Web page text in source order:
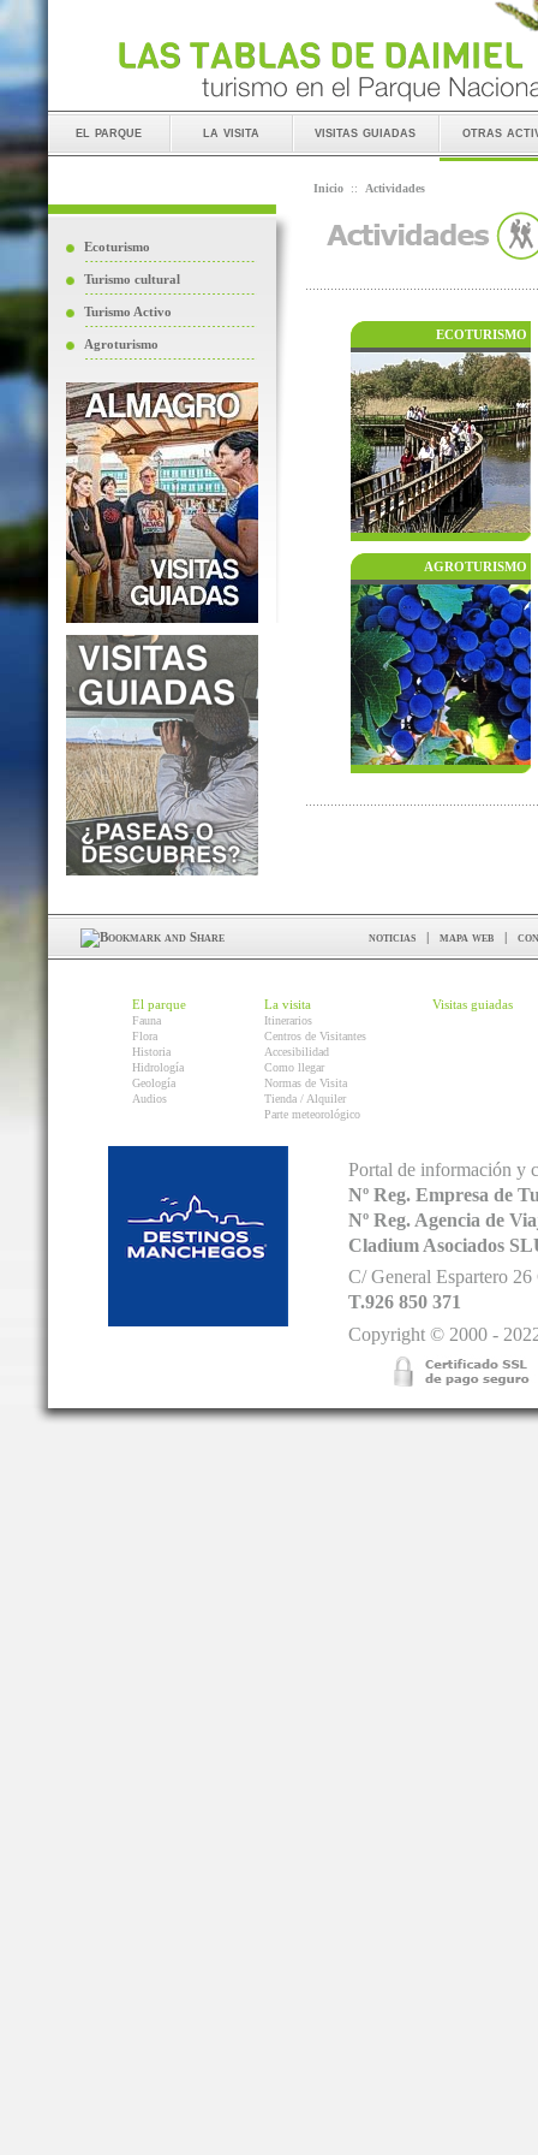
el parque la visita visitas guiadas otras
Ecoturismo
Turismo cultural
Turismo Activo
Agroturismo
Inicio :: Actividades
ECOTURISMO
AGROTURISMO
noticias | mapa web |
El parque
Fauna
Flora
Historia
Hidrología
Geología
Audios
La visita
Itinerarios
Centros de Visitantes
Accesibilidad
Como llegar
Normas de Visita
Tienda / Alquiler
Parte meteorológico
Visitas guiadas
Portal de información y
Nº Reg. Empresa de
Nº Reg. Agencia de
Cladium Asociados
C/ General Espartero
T.926 850 371
Copyright © 2000 -